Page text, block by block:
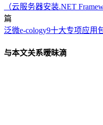
（云服务器安装.NET
篇
泛微e-cology9十大专项应用
与本文关系暧昧滴